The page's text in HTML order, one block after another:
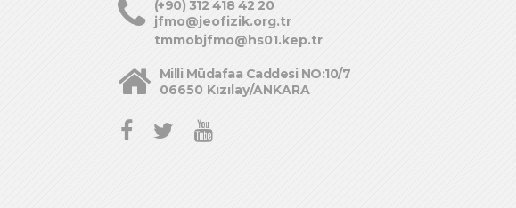
(+90) 312 418 42 20
jfmo@jeofizik.org.tr
tmmobjfmo@hs01.kep.tr
Milli Müdafaa Caddesi NO:10/7
06650 Kızılay/ANKARA